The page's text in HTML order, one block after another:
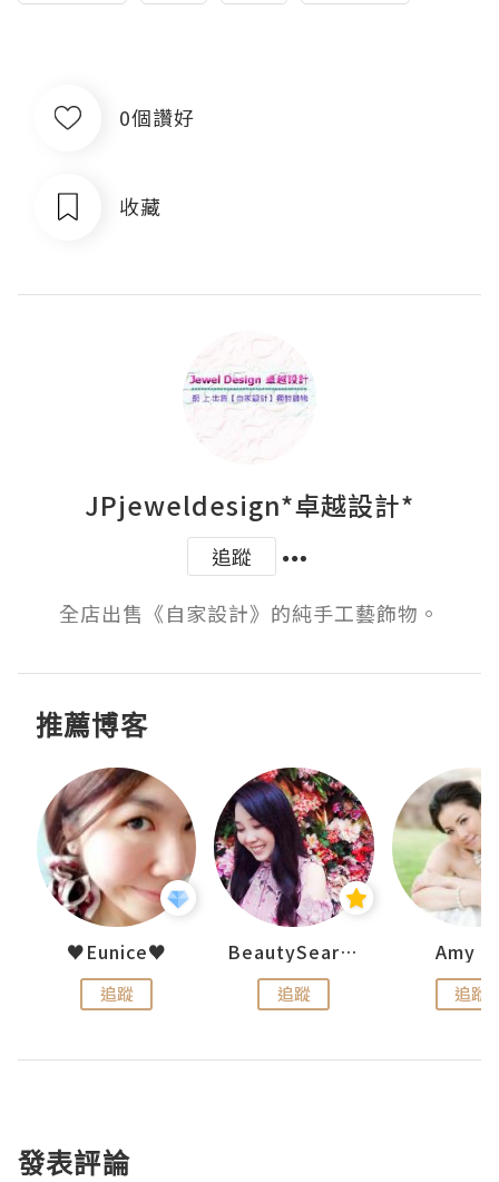
0個讚好
收藏
JPjeweldesign*卓越設計*
追蹤
全店出售《自家設計》的純手工藝飾物。
推薦博客
♥Eunice♥
追蹤
BeautySearch
追蹤
Amy
追蹤
發表評論